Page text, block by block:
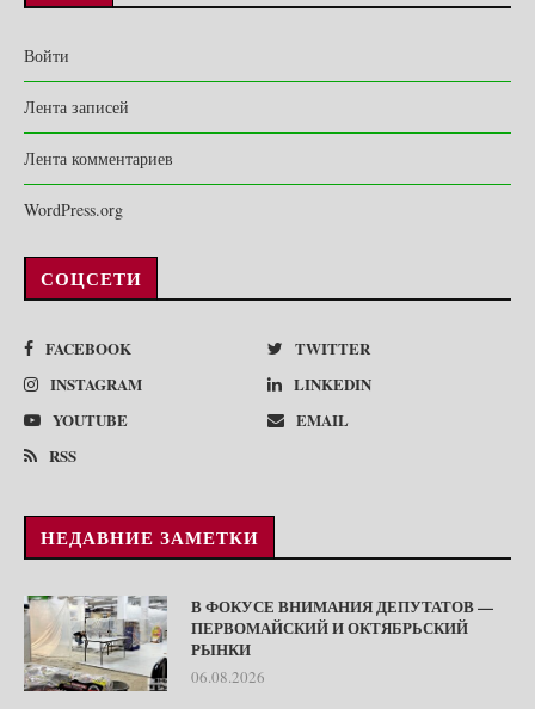
Войти
Лента записей
Лента комментариев
WordPress.org
СОЦСЕТИ
FACEBOOK
TWITTER
INSTAGRAM
LINKEDIN
YOUTUBE
EMAIL
RSS
НЕДАВНИЕ ЗАМЕТКИ
В ФОКУСЕ ВНИМАНИЯ ДЕПУТАТОВ —
ПЕРВОМАЙСКИЙ И ОКТЯБРЬСКИЙ
РЫНКИ
06.08.2026